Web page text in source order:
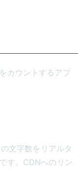
カウントするアプ
文字数をリアルタ
す。CDNへのリン